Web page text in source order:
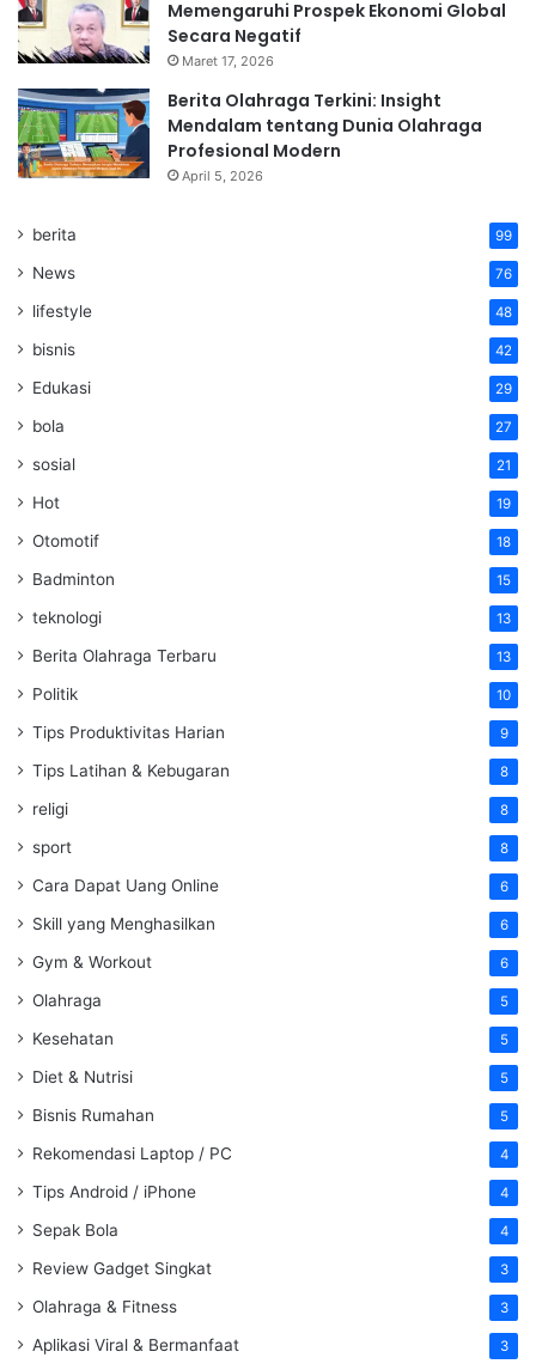
Memengaruhi Prospek Ekonomi Global
Secara Negatif
Maret 17, 2026
Berita Olahraga Terkini: Insight
Mendalam tentang Dunia Olahraga
Profesional Modern
April 5, 2026
berita 99
News 76
lifestyle 48
bisnis 42
Edukasi 29
bola 27
sosial 21
Hot 19
Otomotif 18
Badminton 15
teknologi 13
Berita Olahraga Terbaru 13
Politik 10
Tips Produktivitas Harian 9
Tips Latihan & Kebugaran 8
religi 8
sport 8
Cara Dapat Uang Online 6
Skill yang Menghasilkan 6
Gym & Workout 6
Olahraga 5
Kesehatan 5
Diet & Nutrisi 5
Bisnis Rumahan 5
Rekomendasi Laptop / PC 4
Tips Android / iPhone 4
Sepak Bola 4
Review Gadget Singkat 3
Olahraga & Fitness 3
Aplikasi Viral & Bermanfaat 3